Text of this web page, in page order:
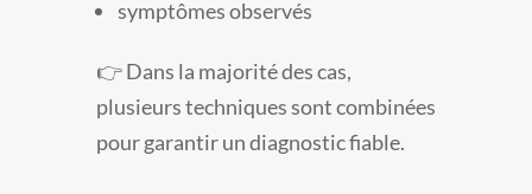
symptômes observés
👉 Dans la majorité des cas,
plusieurs techniques sont combinées
pour garantir un diagnostic fiable.